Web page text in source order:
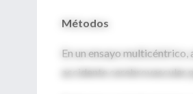
Métodos
En un ensayo
accidente cerebrovascular